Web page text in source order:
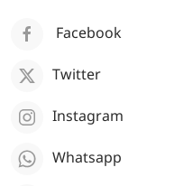
Facebook
Twitter
Instagram
Whatsapp